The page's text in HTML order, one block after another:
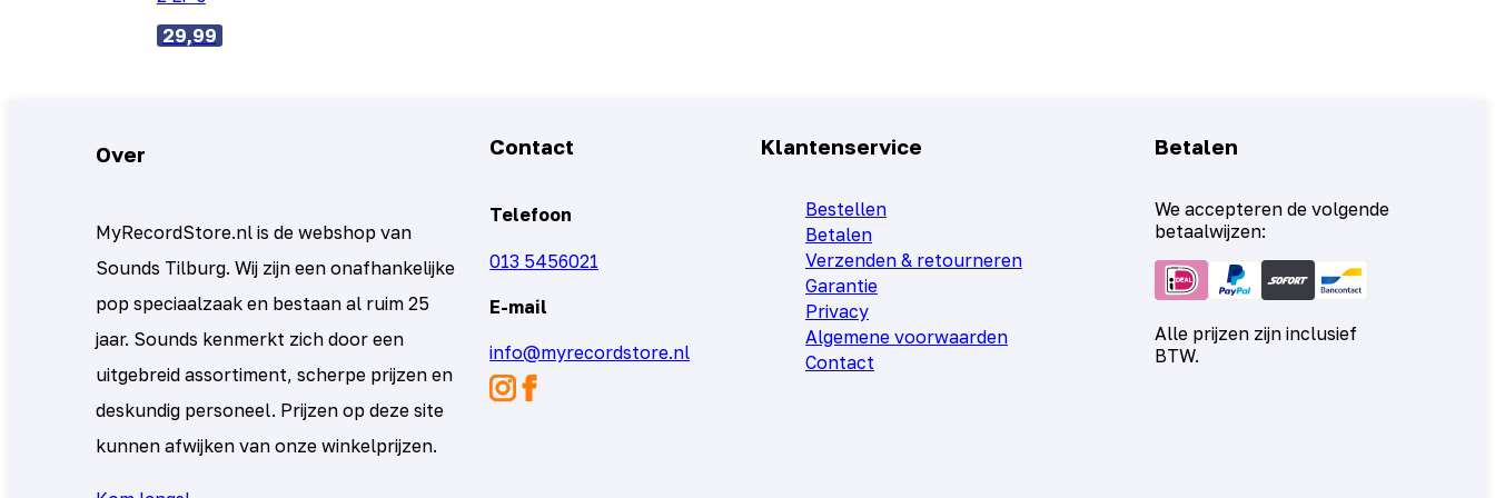
29,99
Over
MyRecordStore.nl is de webshop van
Sounds Tilburg. Wij zijn een onafhankelijke
pop speciaalzaak en bestaan al ruim 25
jaar. Sounds kenmerkt zich door een
uitgebreid assortiment, scherpe prijzen en
deskundig personeel. Prijzen op deze site
kunnen afwijken van onze winkelprijzen.
Contact
Telefoon
013 5456021
E-mail
info@myrecordstore.nl
Klantenservice
Bestellen
Betalen
Verzenden & retourneren
Garantie
Privacy
Algemene voorwaarden
Contact
Betalen
We accepteren de volgende
betaalwijzen:
Alle prijzen zijn inclusief
BTW.